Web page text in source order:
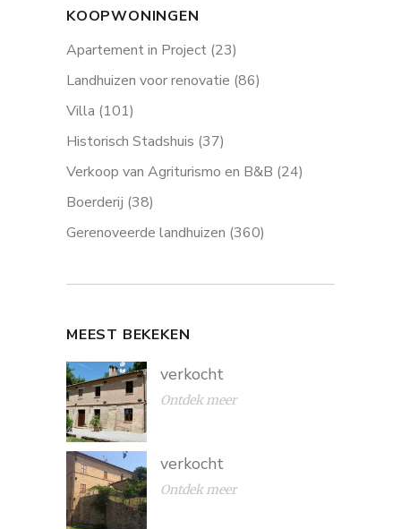
KOOPWONINGEN
Apartement in Project (23)
Landhuizen voor renovatie (86)
Villa (101)
Historisch Stadshuis (37)
Verkoop van Agriturismo en B&B (24)
Boerderij (38)
Gerenoveerde landhuizen (360)
MEEST BEKEKEN
verkocht
Ontdek meer
verkocht
Ontdek meer